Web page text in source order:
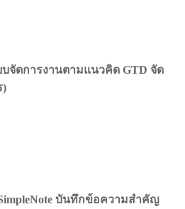
จัดการงานตามแนวคิด GTD จัด
)
บันทึกข้อความสำคัญ